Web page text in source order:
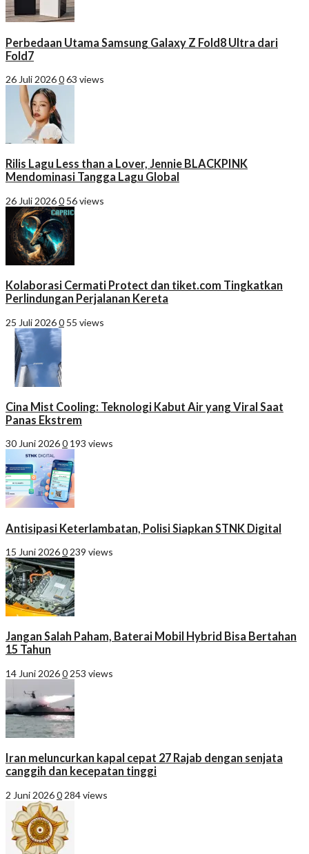
Perbedaan Utama Samsung Galaxy Z Fold8 Ultra dari
Fold7
26 Juli 2026063 views
Rilis Lagu Less than a Lover, Jennie BLACKPINK
Mendominasi Tangga Lagu Global
26 Juli 20260 56 views
Kolaborasi Cermati Protect dan tiket.com Tingkatkan
Perlindungan Perjalanan Kereta
25 Juli 20260 55 views
Cina Mist Cooling: Teknologi Kabut Air yang Viral Saat
Panas Ekstrem
30 Juni 20260 193 views
Antisipasi Keterlambatan, Polisi Siapkan STNK Digital
15 Juni 20260 239 views
Jangan Salah Paham, Baterai Mobil Hybrid Bisa Bertahan
15 Tahun
14 Juni 20260 253 views
Iran meluncurkan kapal cepat 27 Rajab dengan senjata
canggih dan kecepatan tinggi
2 Juni 20260 284 views